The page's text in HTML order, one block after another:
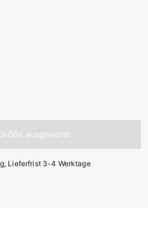
Lieferfrist 3-4 Werktage